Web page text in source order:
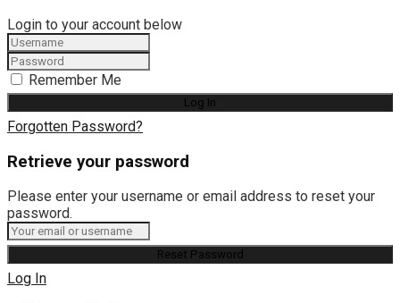
Login to your account below
Remember Me
Forgotten Password?
Retrieve your password
Please enter your username or email address to reset your
password.
Log In